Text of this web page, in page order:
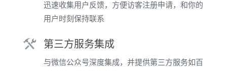
迅速收集用户反馈，方便访客注册申请，和你的
用户时刻保持联系
第三方服务集成
与微信公众号深度集成，并提供第三方服务如百